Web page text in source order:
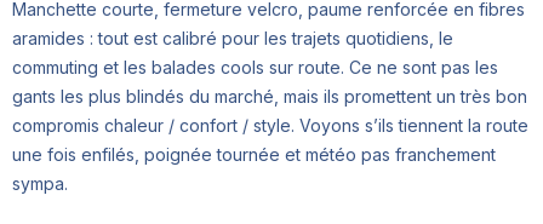
Manchette courte, fermeture velcro, paume renforcée en fibres
aramides : tout est calibré pour les trajets quotidiens, le
commuting et les balades cools sur route. Ce ne sont pas les
gants les plus blindés du marché, mais ils promettent un très bon
compromis chaleur / confort / style. Voyons s’ils tiennent la route
une fois enfilés, poignée tournée et météo pas franchement
sympa.